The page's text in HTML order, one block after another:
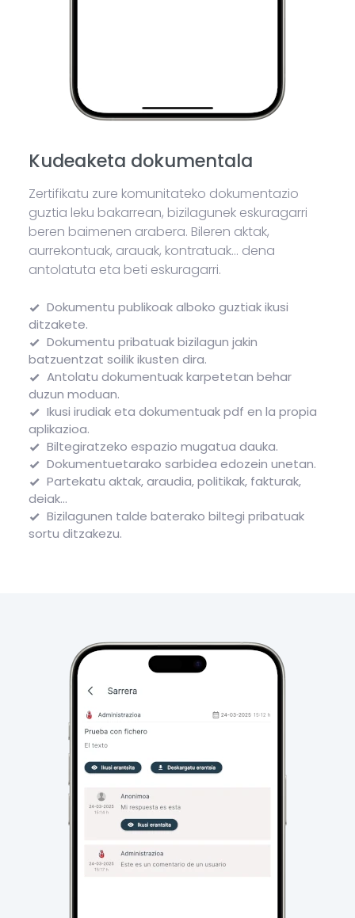
Kudeaketa dokumentala
Zertifikatu zure komunitateko dokumentazio
guztia leku bakarrean, bizilagunek eskuragarri
beren baimenen arabera. Bileren aktak,
aurrekontuak, arauak, kontratuak... dena
antolatuta eta beti eskuragarri.
Dokumentu publikoak alboko guztiak ikusi
ditzakete.
Dokumentu pribatuak bizilagun jakin
batzuentzat soilik ikusten dira.
Antolatu dokumentuak karpetetan behar
duzun moduan.
Ikusi irudiak eta dokumentuak pdf en la propia
aplikazioa.
Biltegiratzeko espazio mugatua dauka.
Dokumentuetarako sarbidea edozein unetan.
Partekatu aktak, araudia, politikak, fakturak,
deiak...
Bizilagunen talde baterako biltegi pribatuak
sortu ditzakezu.